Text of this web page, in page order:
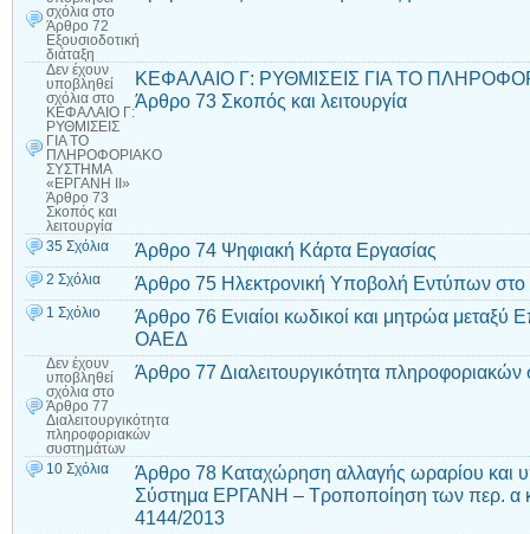
σχόλια στο
Άρθρο 72
Εξουσιοδοτική
διάταξη
Δεν έχουν
υποβληθεί
σχόλια στο
ΚΕΦΑΛΑΙΟ Γ:
ΡΥΘΜΙΣΕΙΣ
ΓΙΑ ΤΟ
ΠΛΗΡΟΦΟΡΙΑΚΟ
ΣΥΣΤΗΜΑ
«ΕΡΓΑΝΗ ΙΙ»
Άρθρο 73
Σκοπός και
λειτουργία
ΚΕΦΑΛΑΙΟ Γ: ΡΥΘΜΙΣΕΙΣ ΓΙΑ ΤΟ
Άρθρο 73 Σκοπός και λειτουργία
35 Σχόλια Άρθρο 74 Ψηφιακή Κάρτα Εργασίας
2 Σχόλια Άρθρο 75 Ηλεκτρονική Υποβολή Εντύπων
1 Σχόλιο
Άρθρο 76 Ενιαίοι κωδικοί και μητρώα
ΟΑΕΔ
Δεν έχουν
υποβληθεί
σχόλια στο
Άρθρο 77
Διαλειτουργικότητα
πληροφοριακών
συστημάτων
Άρθρο 77 Διαλειτουργικότητα
10 Σχόλια
Άρθρο 78 Καταχώρηση αλλαγής ωραρίου και
Σύστημα ΕΡΓΑΝΗ – Τροποποίηση των περ. α
4144/2013